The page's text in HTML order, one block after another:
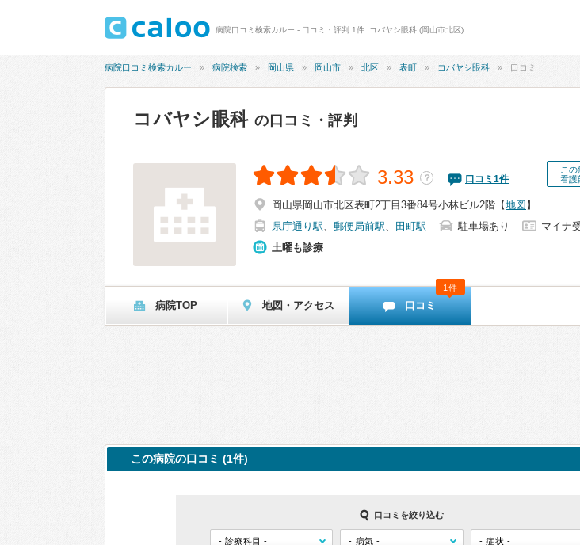
病院口コミ検索カルー - 口コミ・評判 1件: コバヤシ眼科 (岡山市北区)
病院口コミ検索カルー 病院検索 岡山県 岡山市 北区 表町 コバヤシ眼科 口コミ
コバヤシ眼科 の口コミ・評判
こ
看護
3.33 ？ 口コミ 1件
岡山県岡山市北区表町2丁目3番84号小林ビル2階 【地図 】
県庁通り駅、 郵便局前駅、 田町駅 駐車場あり
マイナ
土曜も診療
病院TOP 地図・アクセス 口コミ
1件
この病院の口コミ (1件)
口コミを絞り込む